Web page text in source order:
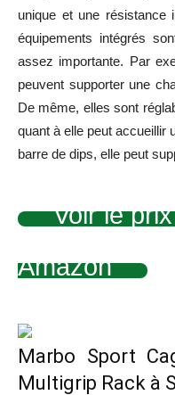
unique et une résistance
équipements intégrés
assez importante. Par
peuvent supporter une
De même, elles sont
quant à elle peut accueillir
barre de dips, elle peut
Voir le
Amazon
Marbo Sport
Multigrip Rack à